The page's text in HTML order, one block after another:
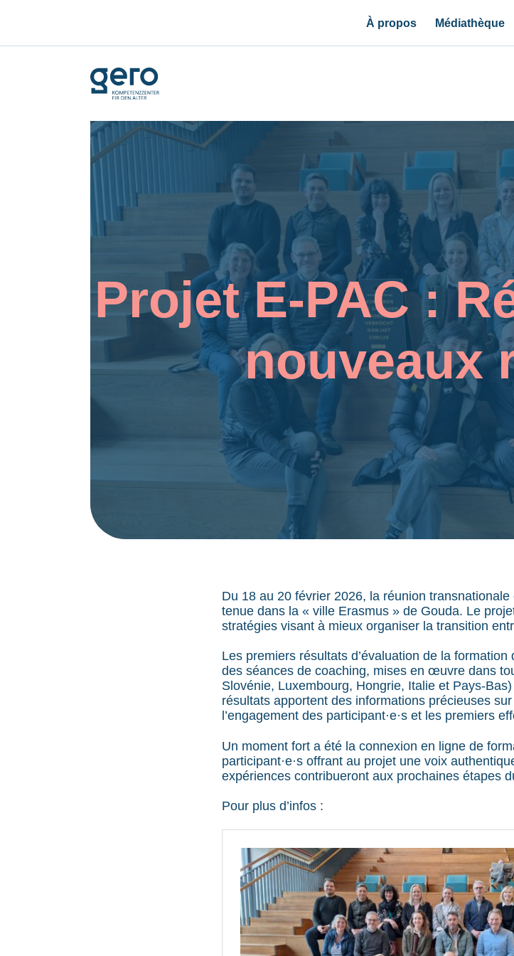
À propos Médiathèque
Projet E-PAC :
nouveaux
Du 18 au 20 février 2026, la réunion
tenue dans la « ville Erasmus » de Gouda. Le
stratégies visant à mieux organiser la transition
Les premiers résultats d’évaluation de la
des séances de coaching, mises en œuvre dans
Slovénie, Luxembourg, Hongrie, Italie et Pays-
résultats apportent des informations précieuses
l’engagement des participant·e·s et les premiers
Un moment fort a été la connexion en ligne de
participant·e·s offrant au projet une voix
expériences contribueront aux prochaines étapes
Pour plus d’infos :